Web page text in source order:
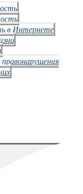
в Интернете